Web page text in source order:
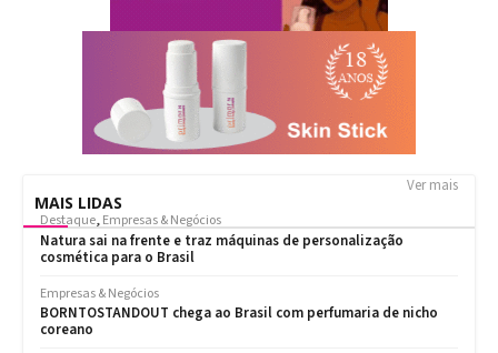
MAIS LIDAS
Ver mais